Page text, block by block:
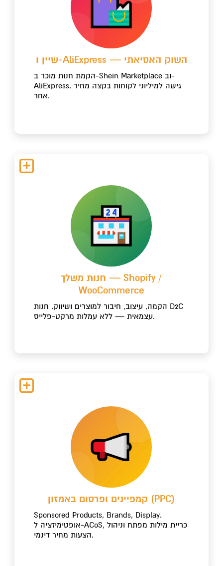
שיין ו-AliExpress — השוק האסיאתי
הקמת חנות מוכר ב-Shein Marketplace וב-
AliExpress. גישה למיליוני לקוחות בקצה מחיר
אחר.
חנות משלך — Shopify /
WooCommerce
הקמה, עיצוב, חיבור למוצרים ושיווק. חנות D2C
עצמאית — ללא עמלות מרקט-פלייס.
קמפיינים ופרסום באמזון (PPC)
Sponsored Products, Brands, Display.
אופטימיזציה ל-ACoS, כריית מילות מפתח וניהול
הצעות מחיר דינמי.